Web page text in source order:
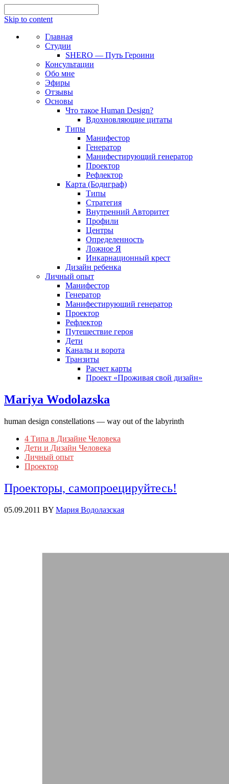
Skip to content
Главная
Студии
SHERO — Путь Героини
Консультации
Обо мне
Эфиры
Отзывы
Основы
Что такое Human Design?
Вдохновляющие цитаты
Типы
Манифестор
Генератор
Манифестирующий генератор
Проектор
Рефлектор
Карта (Бодиграф)
Типы
Стратегия
Внутренний Авторитет
Профили
Центры
Определенность
Ложное Я
Инкарнационный крест
Дизайн ребенка
Личный опыт
Манифестор
Генератор
Манифестирующий генератор
Проектор
Рефлектор
Путешествие героя
Дети
Каналы и ворота
Транзиты
Расчет карты
Проект «Проживая свой дизайн»
Mariya Wodolazska
human design constellations — way out of the labyrinth
4 Типа в Дизайне Человека
Дети и Дизайн Человека
Личный опыт
Проектор
Проекторы, самопроецируйтесь!
05.09.2011 BY Мария Водолазская